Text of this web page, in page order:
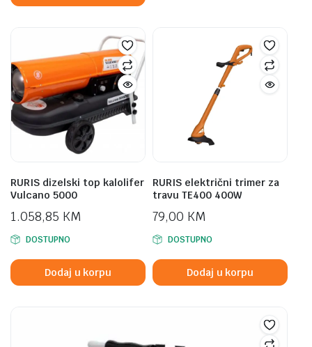
RURIS dizelski top kalolifer
Vulcano 5000
1.058,85 KM
DOSTUPNO
Dodaj u korpu
RURIS električni trimer za
travu TE400 400W
79,00 KM
DOSTUPNO
Dodaj u korpu